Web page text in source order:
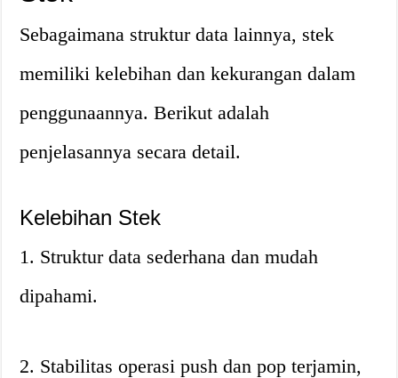
Sebagaimana struktur data lainnya, stek
memiliki kelebihan dan kekurangan dalam
penggunaannya. Berikut adalah
penjelasannya secara detail.
Kelebihan Stek
1. Struktur data sederhana dan mudah
dipahami.
2. Stabilitas operasi push dan pop terjamin,